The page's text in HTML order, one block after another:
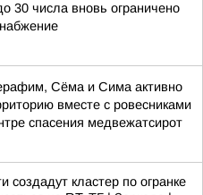
30 числа вновь ограничено
Сёма и Сима активно
вместе с ровесниками
спасения медвежатсирот
создадут кластер по огранке